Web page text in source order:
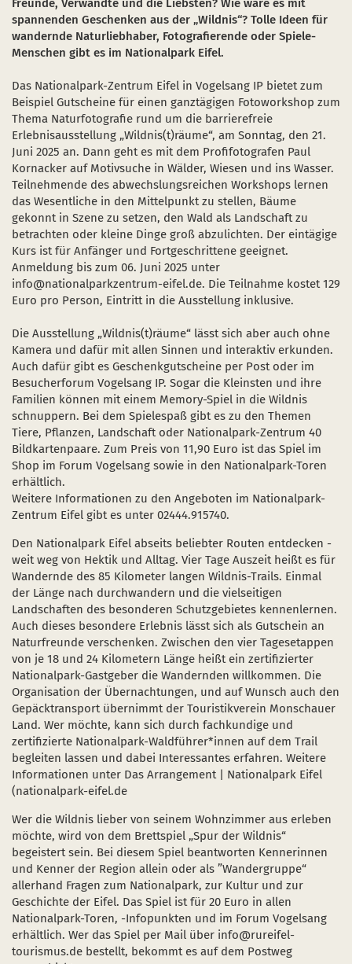
Naturentwicklung
Absterbende Fichten machen Platz für heimische
Kinder, Jugendliche und Familien
Schulen und Kitas
Sternenpark
Erlebnisregion Nationalpark Eifel
Start- und Treffpunkte
Nationalpark-Kitas
Bücher und Karten
Kurzfilme
FAQ
einem neuen Fenster)
sich in einem neuen Fenster)
sich in einem neuen Fenster)
Freunde, Verwandte und die Liebsten? Wie wäre es mit
spannenden Geschenken aus der „Wildnis“? Tolle Ideen für
wandernde Naturliebhaber, Fotografierende oder Spiele-
Menschen gibt es im Nationalpark Eifel.
Das Nationalpark-Zentrum Eifel in Vogelsang IP bietet zum
Beispiel Gutscheine für einen ganztägigen Fotoworkshop zum
Thema Naturfotografie rund um die barrierefreie
Erlebnisausstellung „Wildnis(t)räume“, am Sonntag, den 21.
Juni 2025 an. Dann geht es mit dem Profifotografen Paul
Kornacker auf Motivsuche in Wälder, Wiesen und ins Wasser.
Teilnehmende des abwechslungsreichen Workshops lernen
das Wesentliche in den Mittelpunkt zu stellen, Bäume
gekonnt in Szene zu setzen, den Wald als Landschaft zu
betrachten oder kleine Dinge groß abzulichten. Der eintägige
Kurs ist für Anfänger und Fortgeschrittene geeignet.
Anmeldung bis zum 06. Juni 2025 unter
info@nationalparkzentrum-eifel.de. Die Teilnahme kostet 129
Euro pro Person, Eintritt in die Ausstellung inklusive.
Die Ausstellung „Wildnis(t)räume“ lässt sich aber auch ohne
Kamera und dafür mit allen Sinnen und interaktiv erkunden.
Auch dafür gibt es Geschenkgutscheine per Post oder im
Besucherforum Vogelsang IP. Sogar die Kleinsten und ihre
Familien können mit einem Memory-Spiel in die Wildnis
schnuppern. Bei dem Spielespaß gibt es zu den Themen
Tiere, Pflanzen, Landschaft oder Nationalpark-Zentrum 40
Bildkartenpaare. Zum Preis von 11,90 Euro ist das Spiel im
Shop im Forum Vogelsang sowie in den Nationalpark-Toren
erhältlich.
Weitere Informationen zu den Angeboten im Nationalpark-
Zentrum Eifel gibt es unter 02444.915740.
Den Nationalpark Eifel abseits beliebter Routen entdecken -
weit weg von Hektik und Alltag. Vier Tage Auszeit heißt es für
Wandernde des 85 Kilometer langen Wildnis-Trails. Einmal
der Länge nach durchwandern und die vielseitigen
Landschaften des besonderen Schutzgebietes kennenlernen.
Auch dieses besondere Erlebnis lässt sich als Gutschein an
Naturfreunde verschenken. Zwischen den vier Tagesetappen
von je 18 und 24 Kilometern Länge heißt ein zertifizierter
Nationalpark-Gastgeber die Wandernden willkommen. Die
Organisation der Übernachtungen, und auf Wunsch auch den
Gepäcktransport übernimmt der Touristikverein Monschauer
Land. Wer möchte, kann sich durch fachkundige und
zertifizierte Nationalpark-Waldführer*innen auf dem Trail
begleiten lassen und dabei Interessantes erfahren. Weitere
Informationen unter Das Arrangement | Nationalpark Eifel
(nationalpark-eifel.de
Wer die Wildnis lieber von seinem Wohnzimmer aus erleben
möchte, wird von dem Brettspiel „Spur der Wildnis“
begeistert sein. Bei diesem Spiel beantworten Kennerinnen
und Kenner der Region allein oder als ”Wandergruppe“
allerhand Fragen zum Nationalpark, zur Kultur und zur
Geschichte der Eifel. Das Spiel ist für 20 Euro in allen
Nationalpark-Toren, -Infopunkten und im Forum Vogelsang
erhältlich. Wer das Spiel per Mail über info@rureifel-
tourismus.de bestellt, bekommt es auf dem Postweg